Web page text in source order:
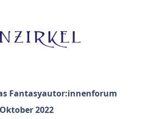
Fantasyautor:innenforum
Oktober 2022